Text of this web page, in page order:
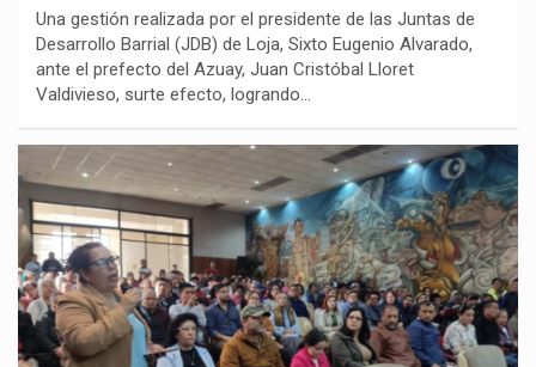
Una gestión realizada por el presidente de las Juntas de
Desarrollo Barrial (JDB) de Loja, Sixto Eugenio Alvarado,
ante el prefecto del Azuay, Juan Cristóbal Lloret
Valdivieso, surte efecto, logrando…